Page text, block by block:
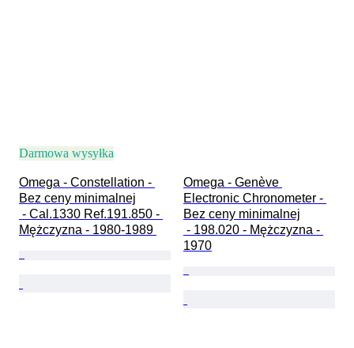
Darmowa wysyłka
Omega - Constellation -
Bez ceny minimalnej
Mężczyzna - 1980-1989
Omega - Genève
Electronic Chronometer -
Bez ceny minimalnej
1970